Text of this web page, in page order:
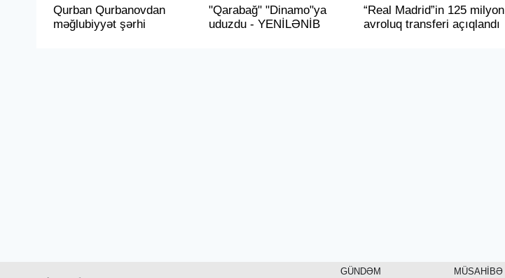
Qurban Qurbanovdan
məğlubiyyət şərhi
"Qarabağ" "Dinamo"ya
uduzdu - YENİLƏNİB
“Real Madrid”in 125 milyon
avroluq transferi açıqlandı
GÜNDƏM MÜSAHİBƏ